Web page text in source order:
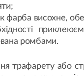
фарба висохне,
ромбами.
трафарету або